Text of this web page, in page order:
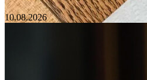
10.08.2026